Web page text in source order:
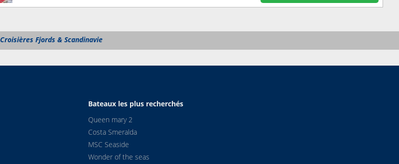
Croisières Fjords & Scandinavie
Bateaux les plus recherchés
Queen mary 2
Costa Smeralda
MSC Seaside
Wonder of the seas